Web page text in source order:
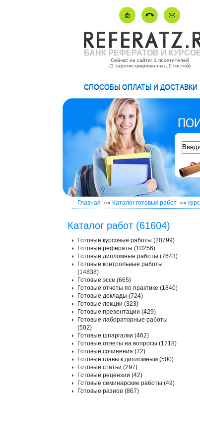
БАНК РЕФЕРАТОВ И
Сейчас на сайте: 1 посетителей
(1 зарегистрированных, 0 гостей)
СПОСОБЫ ОПЛАТЫ И ДОСТАВКИ
Главная »» Каталог готовых работ »»
Каталог работ (61604)
Готовые курсовые работы (20799)
Готовые рефераты (10256)
Готовые дипломные работы (7643)
Готовые контрольные работы
(14838)
Готовые эссе (665)
Готовые отчеты по практике (1840)
Готовые доклады (724)
Готовые лекции (323)
Готовые презентации (429)
Готовые лабораторные работы
(502)
Готовые шпаргалки (462)
Готовые ответы на вопросы (1218)
Готовые сочинения (72)
Готовые главы к дипломным (500)
Готовые статьи (297)
Готовые рецензии (42)
Готовые семинарские работы (49)
Готовые разное (867)